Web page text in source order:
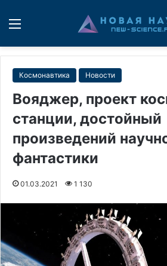
Космонавтика Новости
Вояджер, проект
станции, достойный
произведений
фантастики
01.03.2021 1 130